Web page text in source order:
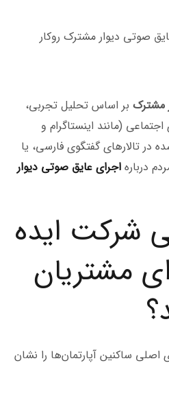
مشترک بر اساس تحلیل تجربی،
(مانند اینستاگرام و
تالارهای گفتگوی فارسی، یا
درباره اجرای عایق صوتی دیوار
شرکت ایده
مشتریان
اصلی ساکنین آپارتمان‌ها را نشان